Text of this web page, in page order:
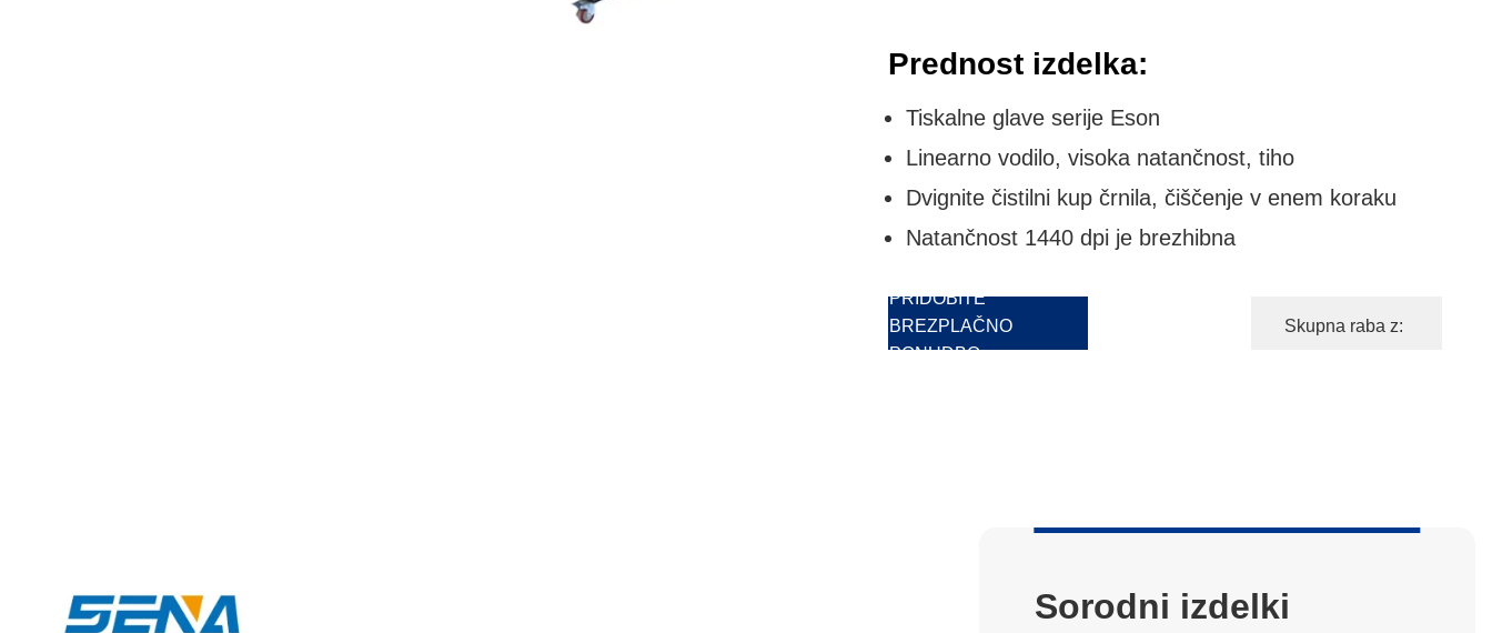
Prednost izdelka:
Tiskalne glave serije Eson
Linearno vodilo, visoka natančnost, tiho
Dvignite čistilni kup črnila, čiščenje v enem koraku
Natančnost 1440 dpi je brezhibna
PRIDOBITE
BREZPLAČNO
PONUDBO
Skupna raba z:
Sorodni izdelki